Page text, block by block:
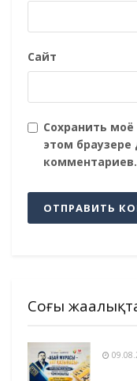
Сайт
Сохранить
этом
комментариев.
Соңғы